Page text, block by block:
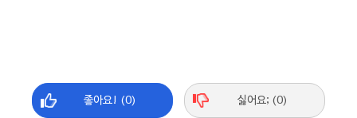
좋아요! (0) 싫어요; (0)